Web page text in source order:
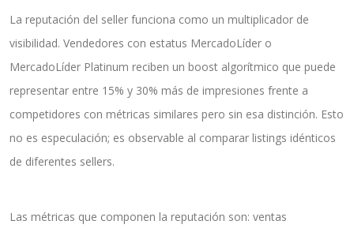
La reputación del seller funciona como un multiplicador de
visibilidad. Vendedores con estatus MercadoLíder o
MercadoLíder Platinum reciben un boost algorítmico que puede
representar entre 15% y 30% más de impresiones frente a
competidores con métricas similares pero sin esa distinción. Esto
no es especulación; es observable al comparar listings idénticos
de diferentes sellers.
Las métricas que componen la reputación son: ventas